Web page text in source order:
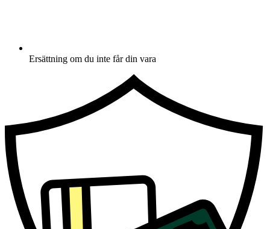
Ersättning om du inte får din vara